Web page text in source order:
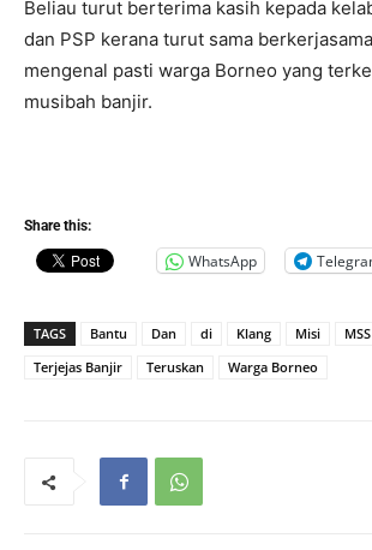
Beliau turut berterima kasih kepada
dan PSP kerana turut sama
mengenal pasti warga Borneo yang
musibah banjir.
Share this:
WhatsApp
TAGS Bantu Dan di Klang Misi MSS
Terjejas Banjir
Teruskan Warga Borneo